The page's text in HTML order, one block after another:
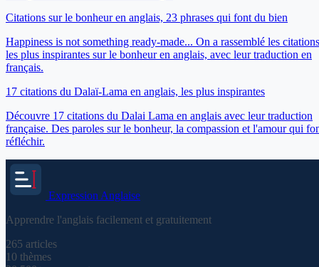
Citations sur le bonheur en anglais, 23 phrases qui font du bien
Happiness is not something ready-made... On a rassemblé les citations
les plus inspirantes sur le bonheur en anglais, avec leur traduction en
français.
17 citations du Dalaï-Lama en anglais, les plus inspirantes
Découvre 17 citations du Dalai Lama en anglais avec leur traduction
française. Des paroles sur le bonheur, la compassion et l'amour qui
réfléchir.
Expression Anglaise
Apprendre l'anglais facilement et gratuitement
265 articles
10 thèmes